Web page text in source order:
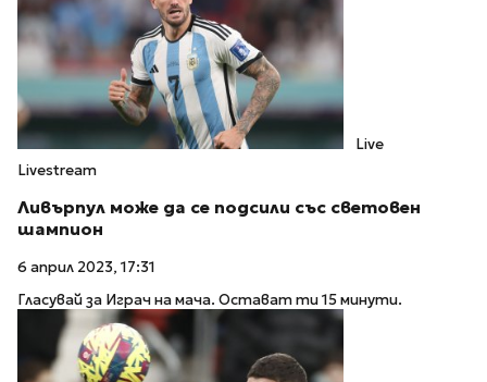
Live
Livestream
Ливърпул може да се подсили със световен
шампион
6 април 2023, 17:31
Гласувай за Играч на мача. Остават ти 15 минути.